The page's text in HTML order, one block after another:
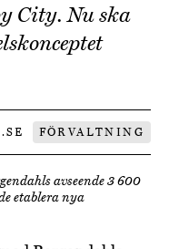
City. Nu ska
FÖRVALTNING
avseende 3 600
etablera nya